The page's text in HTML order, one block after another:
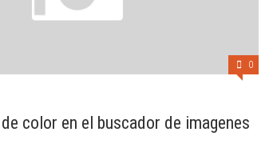
0
color en el buscador de imagenes